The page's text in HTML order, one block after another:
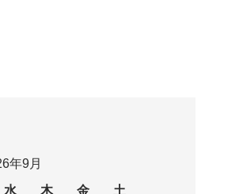
年9月
水 木 金 土